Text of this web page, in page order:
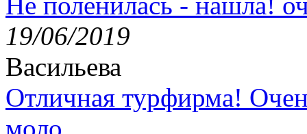
19/06/2019
Васильева
Отличная турфирма!
моло...